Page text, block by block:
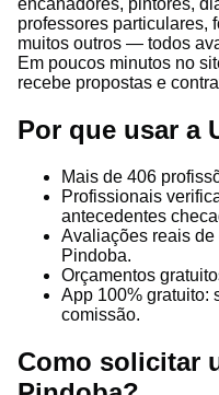
professores particulares,
muitos outros — todos
Em poucos minutos no
recebe propostas e
Por que usar a
Mais de 406
Profissionais
antecedentes
Avaliações reais
Pindoba.
Orçamentos
App 100% gratuito:
comissão.
Como solicitar